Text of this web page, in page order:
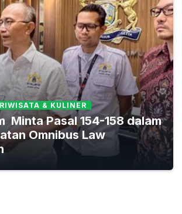
& KULINER
Minta Pasal 154-158 dalam
Omnibus Law